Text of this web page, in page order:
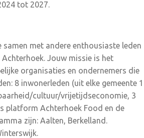
tot 2027.
samen met andere enthousiaste leden
Jouw missie is het
organisaties en ondernemers die
8 inwonerleden (uit elke gemeente 1
cultuur/vrijetijdseconomie, 3
platform Achterhoek Food en de
zijn: Aalten, Berkelland.